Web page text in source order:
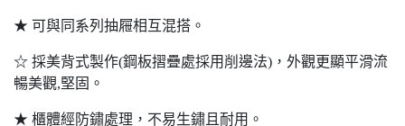
★ 可與同系列抽屜相互混搭。
☆ 採美背式製作(鋼板摺疊處採用削邊法)，外觀更顯平滑流
暢美觀,堅固。
★ 櫃體經防鏽處理，不易生鏽且耐用。